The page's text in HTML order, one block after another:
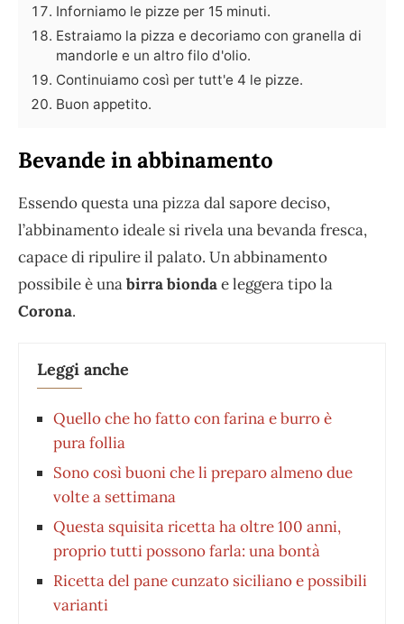
Inforniamo le pizze per 15 minuti.
Estraiamo la pizza e decoriamo con granella di
mandorle e un altro filo d'olio.
Continuiamo così per tutt'e 4 le pizze.
Buon appetito.
Bevande in abbinamento
Essendo questa una pizza dal sapore deciso,
l’abbinamento ideale si rivela una bevanda fresca,
capace di ripulire il palato. Un abbinamento
possibile è unabirra biondae leggera tipo la
Corona.
Leggi anche
Quello che ho fatto con farina e burro è
pura follia
Sono così buoni che li preparo almeno due
volte a settimana
Questa squisita ricetta ha oltre 100 anni,
proprio tutti possono farla: una bontà
Ricetta del pane cunzato siciliano e possibili
varianti